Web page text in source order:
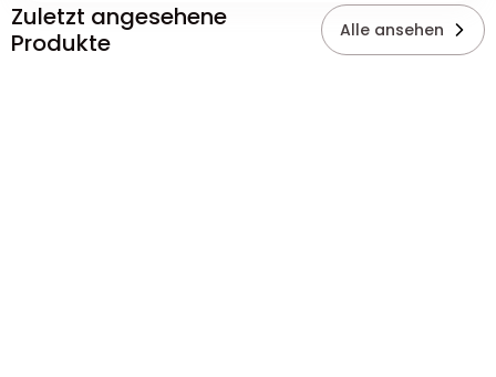
Zuletzt angesehene
Produkte
Alle ansehen